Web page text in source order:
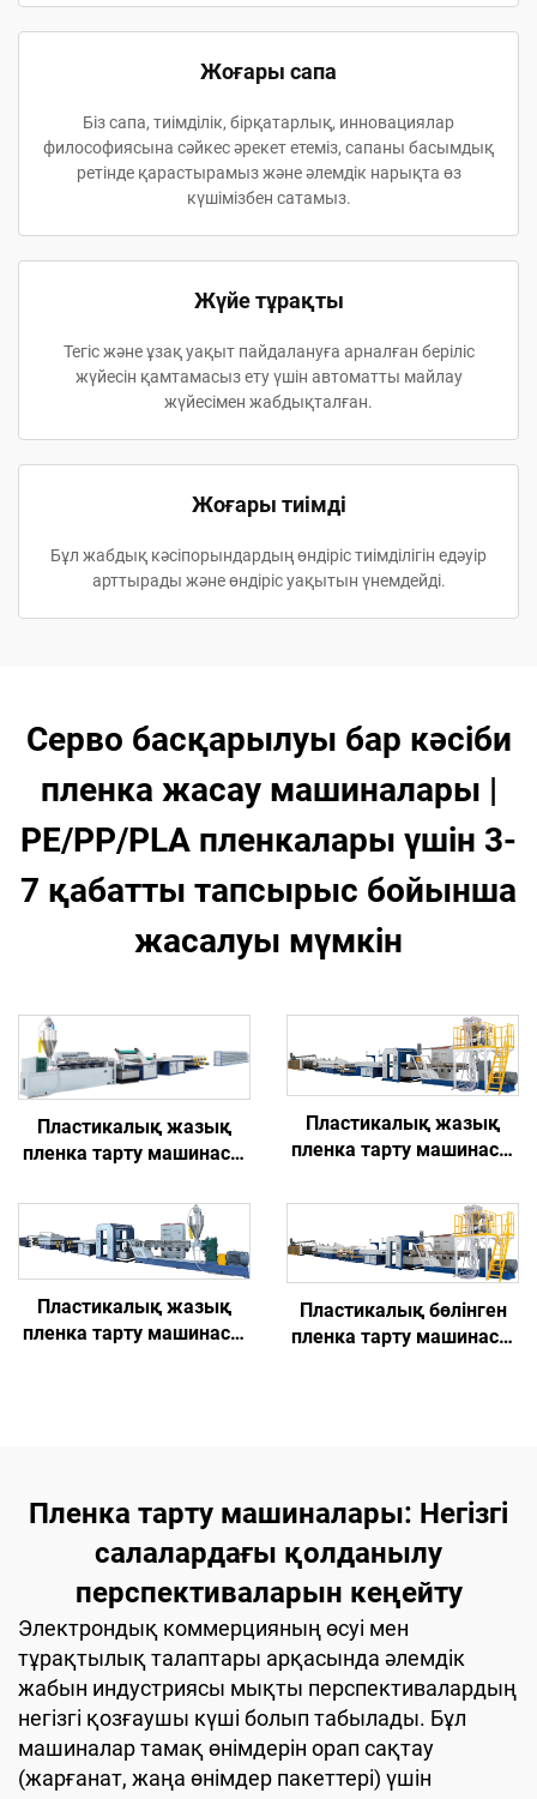
Жоғары сапа
Біз сапа, тиімділік, бірқатарлық, инновациялар
философиясына сәйкес әрекет етеміз, сапаны басымдық
ретінде қарастырамыз және әлемдік нарықта өз
күшімізбен сатамыз.
Жүйе тұрақты
Тегіс және ұзақ уақыт пайдалануға арналған беріліс
жүйесін қамтамасыз ету үшін автоматты майлау
жүйесімен жабдықталған.
Жоғары тиімді
Бұл жабдық кәсіпорындардың өндіріс тиімділігін едәуір
арттырады және өндіріс уақытын үнемдейді.
Серво басқарылуы бар кәсіби
пленка жасау машиналары |
PE/PP/PLA пленкалары үшін 3-
7 қабатты тапсырыс бойынша
жасалуы мүмкін
Пластикалық жазық
пленка тарту машинасы
Пластикалық жазық
пленка тарту машинасы
Пластикалық жазық
пленка тарту машинасы
Пластикалық бөлінген
пленка тарту машинасы
Пленка тарту машиналары: Негізгі
салалардағы қолданылу
перспективаларын кеңейту
Электрондық коммерцияның өсуі мен
тұрақтылық талаптары арқасында әлемдік
жабын индустриясы мықты перспективалардың
негізгі қозғаушы күші болып табылады. Бұл
машиналар тамақ өнімдерін орап сақтау
(жарғанат, жаңа өнімдер пакеттері) үшін